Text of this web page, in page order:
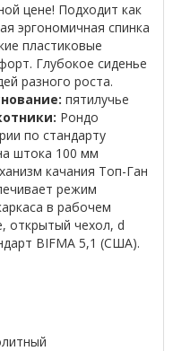
цене! Подходит как
эргономичная спинка
пластиковые
Глубокое сиденье
разного роста.
пятилучье
Рондо
по стандарту
штока 100 мм
качания Топ-Ган
режим
в рабочем
открытый чехол, d
BIFMA 5,1 (США).